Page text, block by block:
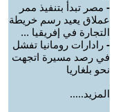
- مصر تبدأ بتنفيذ ممر
عملاق يعيد رسم خريطة
التجارة في إفريقيا ...
- رادارات رومانيا تفشل
في رصد مسيرة اتجهت
نحو بلغاريا
المزيد.....